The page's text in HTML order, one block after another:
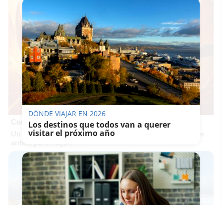
Corepunk MMORPG
Un verdadero MMORPG de la vieja escuela ¡Cómo los de
antes, pero mejor!
DÓNDE VIAJAR EN 2026
Los destinos que todos van a querer
visitar el próximo año